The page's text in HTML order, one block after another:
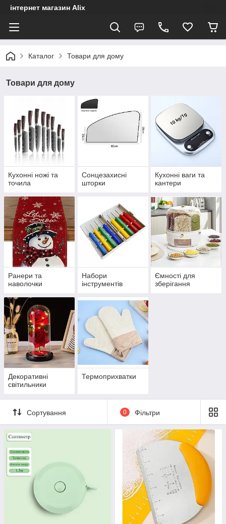
інтернет магазин Alix
Каталог Товари для дому
Товари для дому
Кухонні ножі та
точила
Сонцезахисні
шторки
Кухонні ваги та
кантери
Ранери та
наволочки
Набори
інструментів
Ємності для
зберігання
Декоративні
світильники
Термоприхватки
Сортування 0 Фільтри